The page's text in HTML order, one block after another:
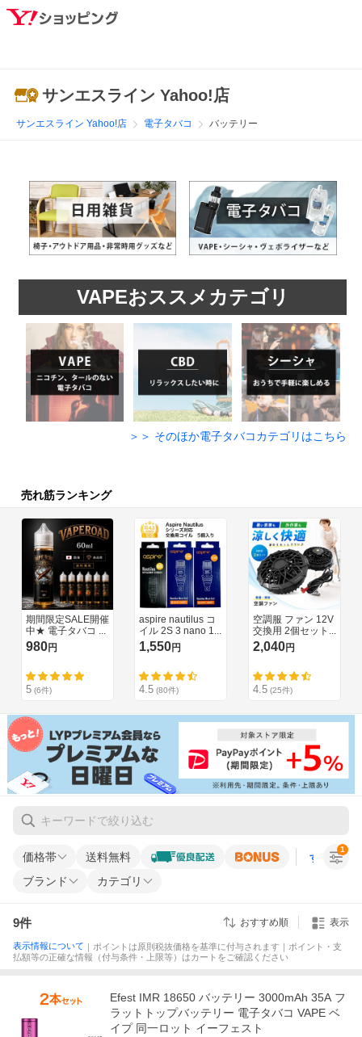
サンエスライン Yahoo!店
サンエスライン Yahoo!店 電子タバコ バッテリー
VAPEおススメカテゴリ
＞＞ そのほか電子タバコカテゴリはこちら
価格帯 送料無料 すべての条
ブランド カテゴリ
1
9件 おすすめ順 表示
表示情報について ｜ポイントは原則税抜価格を基準に付与されます｜ポイント・支
払額等の正確な情報（付与条件・上限等）はカートをご確認ください
Efest IMR 18650 バッテリー 3000mAh 35A フ
ラットトップバッテリー 電子タバコ VAPE ベ
イプ 同一ロット イーフェスト